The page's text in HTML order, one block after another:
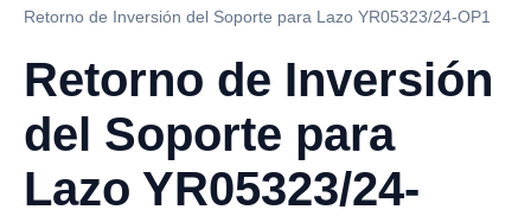
Retorno de Inversión del Soporte para Lazo YR05323/24-OP1
Retorno de Inversión
del Soporte para
Lazo YR05323/24-